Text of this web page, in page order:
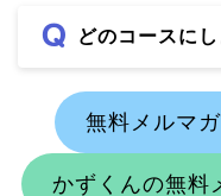
どのコースに
無料メルマ
かずくんの無料